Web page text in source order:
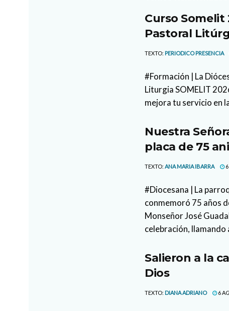
Curso Somelit
Pastoral
TEXTO: PERIODICO PRESENCIA
#Formación | La
Liturgia SOMELIT
mejora tu servicio en
Nuestra
placa de 75
TEXTO: ANA MARIA IBARRA 6
#Diocesana | La
conmemoró 75 años
Monseñor José
celebración, llamando
Salieron a la
Dios
TEXTO: DIANA ADRIANO 6